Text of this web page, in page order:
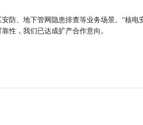
防、地下管网隐患排查等业务场景。“核电
性，我们已达成扩产合作意向。